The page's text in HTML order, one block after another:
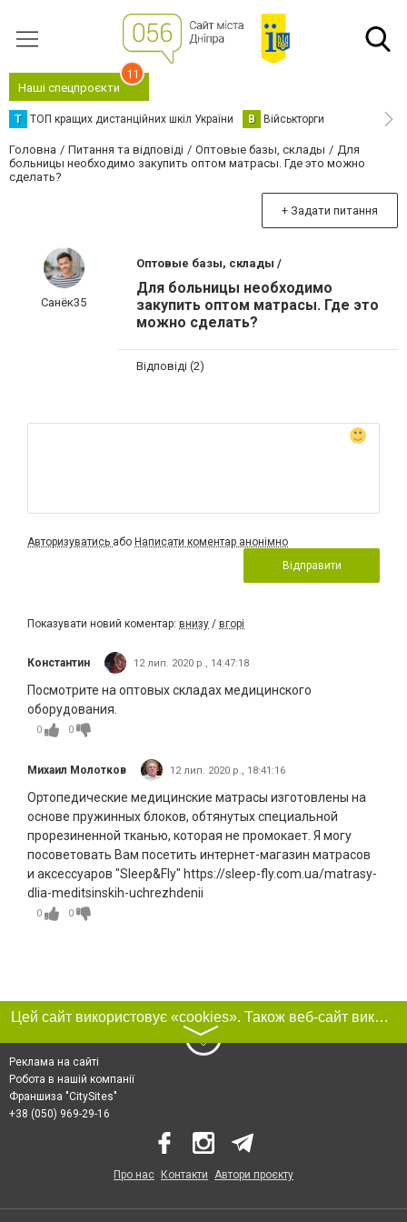
Наші спецпроєкти
11
Т ТОП кращих дистанційних шкіл України В Військторги
Головна Питання та відповіді Оптовые базы, склады
Для
больницы необходимо закупить оптом матрасы. Где это можно
сделать?
+ Задати питання
Санёк35
Оптовые базы, склады /
Для больницы необходимо
закупить оптом матрасы. Где это
можно сделать?
Відповіді (2)
Авторизуватись або Написати коментар анонімно
Відправити
Показувати новий коментар: внизу / вгорі
Константин 12 лип. 2020 р., 14:47:18
Посмотрите на оптовых складах медицинского
оборудования.
0 0
Михаил Молотков 12 лип. 2020 р., 18:41:16
Ортопедические медицинские матрасы изготовлены на
основе пружинных блоков, обтянутых специальной
прорезиненной тканью, которая не промокает. Я могу
посоветовать Вам посетить интернет-магазин матрасов
и аксессуаров "Sleep&Fly" https://sleep-fly.com.ua/matrasy-
dlia-meditsinskih-uchrezhdenii
0 0
Цей сайт використовує «cookies». Також веб-сайт використовує інтернет-сервіс для збору технічних даних стосовно відвідувачів з метою отримання маркетингової та статистичної інформації. Умови обробки даних відвідувачів сайту див.
〉
Реклама на сайті
Робота в нашій компанії
Франшиза "CitySites"
+38 (050) 969-29-16
Про нас Контакти Автори проєкту